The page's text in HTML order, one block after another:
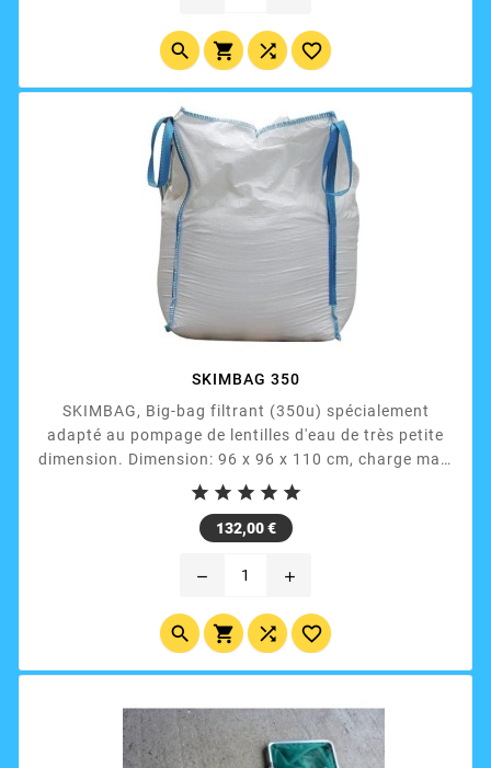
   
SKIMBAG 350
SKIMBAG, Big-bag filtrant (350u) spécialement
adapté au pompage de lentilles d'eau de très petite
dimension. Dimension: 96 x 96 x 110 cm, charge maxi
1500 kg. Utilisable avec notre support livré dans la
    
132,00 € Prix
remove add
   